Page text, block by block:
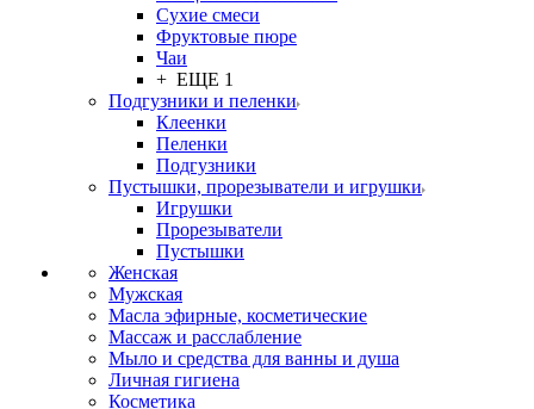
Сухие смеси
Фруктовые пюре
Чаи
+ ЕЩЕ 1
Подгузники и пеленки
Клеенки
Пеленки
Подгузники
Пустышки, прорезыватели и игрушки
Игрушки
Прорезыватели
Пустышки
Женская
Мужская
Масла эфирные, косметические
Массаж и расслабление
Мыло и средства для ванны и душа
Личная гигиена
Косметика